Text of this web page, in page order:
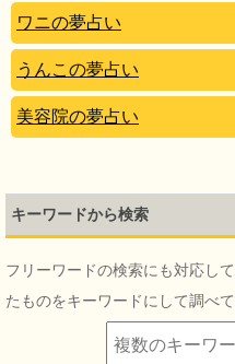
ワニの夢占い
うんこの夢占い
美容院の夢占い
キーワードから検索
フリーワードの検索にも対応し
たものをキーワードにして調べて